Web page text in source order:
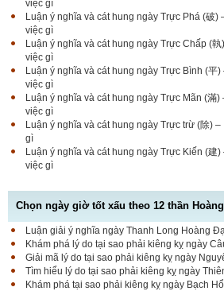
việc gì
Luận ý nghĩa và cát hung ngày Trực Phá (破)
việc gì
Luận ý nghĩa và cát hung ngày Trực Chấp (
việc gì
Luận ý nghĩa và cát hung ngày Trực Bình (平
việc gì
Luận ý nghĩa và cát hung ngày Trực Mãn (滿
việc gì
Luận ý nghĩa và cát hung ngày Trực trừ (除)
gì
Luận ý nghĩa và cát hung ngày Trực Kiến (建
việc gì
Chọn ngày giờ tốt xấu theo 12 thần
Luận giải ý nghĩa ngày Thanh Long Hoàng
Khám phá lý do tại sao phải kiêng kỵ ngày
Giải mã lý do tại sao phải kiêng kỵ ngày
Tìm hiểu lý do tại sao phải kiêng kỵ ngày
Khám phá tại sao phải kiêng kỵ ngày Bạch
Luận bàn Sao Phòng tốt
nghĩa Phòng Nhật Thố